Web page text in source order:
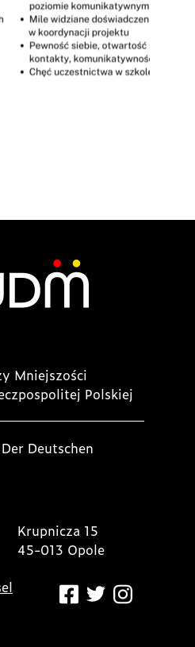
Mniejszości
Polskiej
Deutschen
Krupnicza 15
45-013 Opole